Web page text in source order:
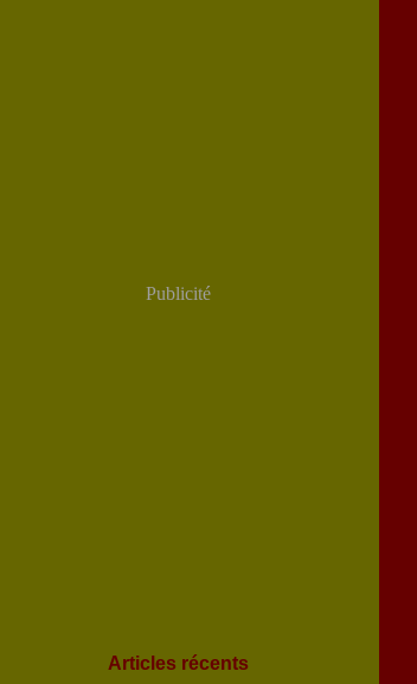
Publicité
Articles récents